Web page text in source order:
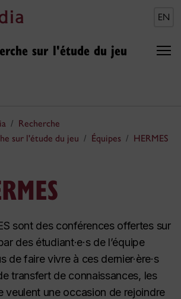
EN
sur l'étude du jeu
Recherche
sur l'étude du jeu
Équipes
HERMES
sont des conférences offertes sur
des étudiant·e·s de l’équipe
de faire vivre à ces dernier·ère·s
transfert de connaissances, les
veulent une occasion de rejoindre